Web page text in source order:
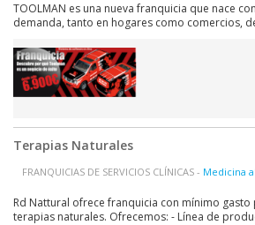
TOOLMAN es una nueva franquicia que nace
demanda, tanto en hogares como comercios,
millones de hogares y empresas, surge la
problemas relacionados con...
Terapias Naturales
FRANQUICIAS DE SERVICIOS CLÍNICAS - Medicina
Rd Nattural ofrece franquicia con mínimo
terapias naturales. Ofrecemos: - Línea de